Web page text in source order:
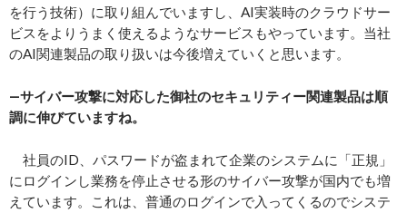
を行う技術）に取り組んでいますし、AI実装時のクラウドサー
ビスをよりうまく使えるようなサービスもやっています。当社
のAI関連製品の取り扱いは今後増えていくと思います。
―サイバー攻撃に対応した御社のセキュリティー関連製品は順
調に伸びていますね。
社員のID、パスワードが盗まれて企業のシステムに「正規」
にログインし業務を停止させる形のサイバー攻撃が国内でも増
えています。これは、普通のログインで入ってくるのでシステ